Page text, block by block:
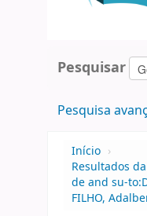
Pesquisar
Pesquisa
Início ›
Resultados
de and su-
FILHO,